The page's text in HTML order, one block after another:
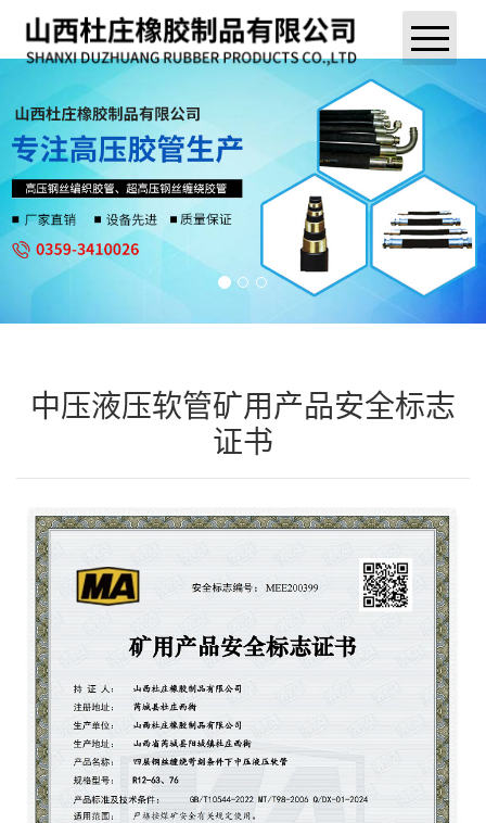
集结！MK电
关于MK电竞
集结！我们的
企业荣誉
中压液压软管矿用产品安全标志
证书